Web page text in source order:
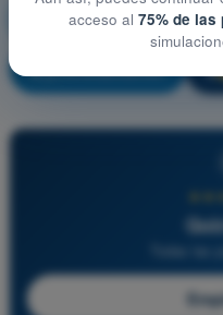
Rendimiento
acceso al 75% de las